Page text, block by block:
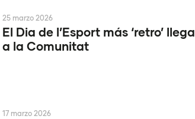
El Dia de l’Esport más ‘retro’ llega
a la Comunitat
25 marzo 2026
17 marzo 2026